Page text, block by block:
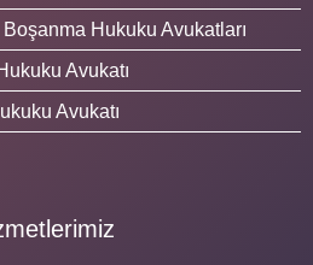
Hukuku Avukatları
Avukatı
Avukatı